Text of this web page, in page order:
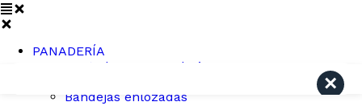
PANADERÍA
Ver todos en panaderia
Bandejas enlozadas